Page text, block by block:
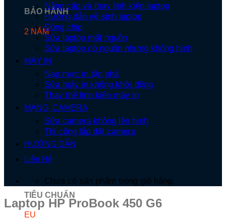
BẢO HÀNH
2 NĂM
TIÊU CHUẨN
EU
Nâng cấp và thay linh kiện laptop
Hướng dẫn vệ sinh laptop
Đóng chip
Sửa laptop mất nguồn
Sửa laptop có nguồn nhưng không hình
MÁY IN
Nạp mực in tận nhà
Sửa máy in không khởi động
Thay thế linh kiện máy in
MẠNG, CAMERA
Sửa camera không lên hình
Thi công lắp đặt camera
HƯỚNG DẪN
Liên Hệ
Chưa có sản phẩm trong giỏ hàng.
Laptop HP ProBook 450 G6